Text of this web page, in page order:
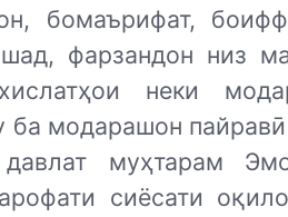
бомаърифат,
фарзандон низ
неки
ба модарашон
муҳтарам
сиёсати